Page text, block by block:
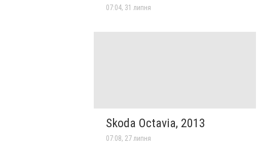
07:04, 31 липня
Skoda Octavia, 2013
07:08, 27 липня